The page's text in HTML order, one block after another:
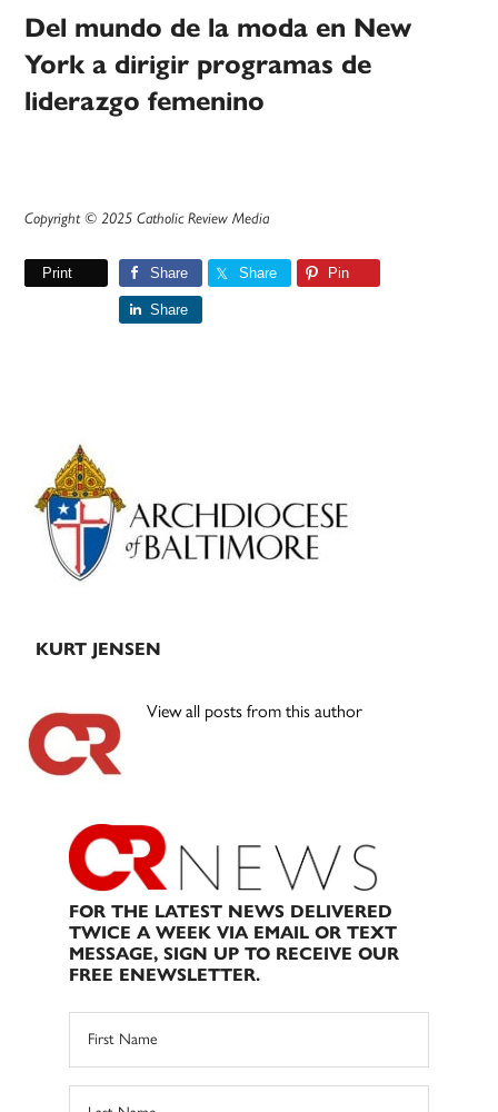
Del mundo de la moda en New
York a dirigir programas de
liderazgo femenino
Copyright © 2025 Catholic Review Media
Print Share Share Pin
Share
Primary
Sidebar
KURT JENSEN
View all posts from this author
FOR THE LATEST NEWS DELIVERED
TWICE A WEEK VIA EMAIL OR TEXT
MESSAGE, SIGN UP TO RECEIVE OUR
FREE ENEWSLETTER.